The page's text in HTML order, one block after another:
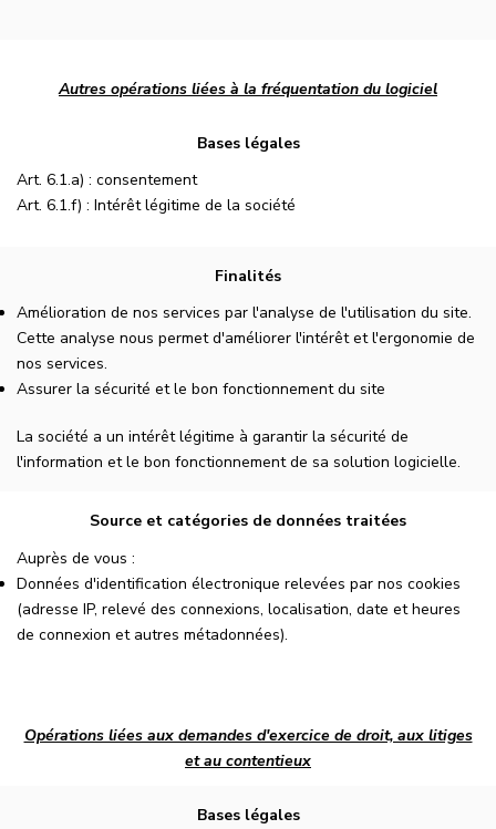
Autres opérations liées à la fréquentation du logiciel
Bases légales
Art. 6.1.a) : consentement
Art. 6.1.f) : Intérêt légitime de la société
Finalités
Amélioration de nos services par l'analyse de l'utilisation du site.
Cette analyse nous permet d'améliorer l'intérêt et l'ergonomie de
nos services.
Assurer la sécurité et le bon fonctionnement du site
La société a un intérêt légitime à garantir la sécurité de
l'information et le bon fonctionnement de sa solution logicielle.
Source et catégories de données traitées
Auprès de vous :
Données d'identification électronique relevées par nos cookies
(adresse IP, relevé des connexions, localisation, date et heures
de connexion et autres métadonnées).
Opérations liées aux demandes d'exercice de droit, aux litiges
et au contentieux
Bases légales